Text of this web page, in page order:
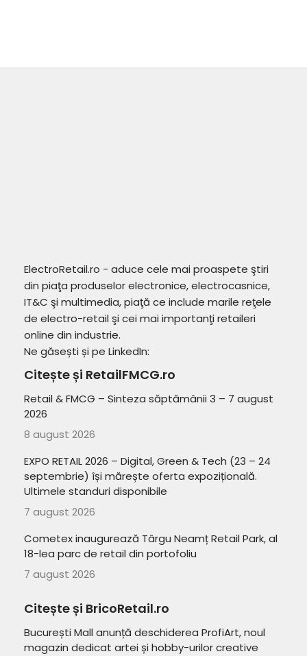
ElectroRetail.ro - aduce cele mai proaspete ştiri
din piaţa produselor electronice, electrocasnice,
IT&C şi multimedia, piaţă ce include marile reţele
de electro-retail şi cei mai importanţi retaileri
online din industrie.
Ne găsești și pe LinkedIn:
Citește și RetailFMCG.ro
Retail & FMCG – Sinteza săptămânii 3 – 7 august
2026
8 august 2026
EXPO RETAIL 2026 – Digital, Green & Tech (23 – 24
septembrie) își mărește oferta expozițională.
Ultimele standuri disponibile
7 august 2026
Cometex inaugurează Târgu Neamț Retail Park, al
18-lea parc de retail din portofoliu
7 august 2026
Citește și BricoRetail.ro
București Mall anunță deschiderea ProfiArt, noul
magazin dedicat artei și hobby-urilor creative